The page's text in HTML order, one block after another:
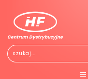
Centrum Dystrybucyjne